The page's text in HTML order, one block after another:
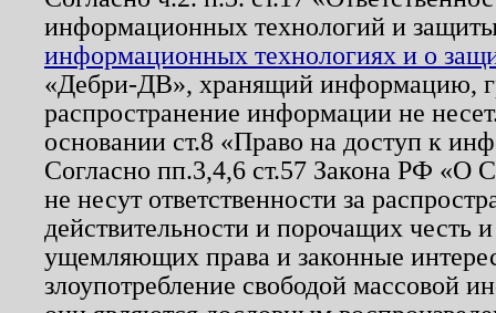
информационных технологий и
информационных технологиях и о
«Дебри-ДВ», хранящий информацию,
распространение информации не
основании ст.8 «Право на доступ к
Согласно пп.3,4,6 ст.57 Закона РФ «О
не несут ответственности за
действительности и порочащих честь
ущемляющих права и законные
злоупотребление свободой массовой